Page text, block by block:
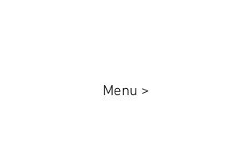
Menu >